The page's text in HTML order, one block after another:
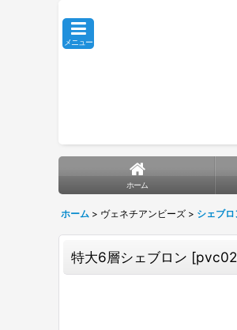
メニュー
ホーム
ホーム > ヴェネチアンビーズ > シェブロ
特大6層シェブロン [